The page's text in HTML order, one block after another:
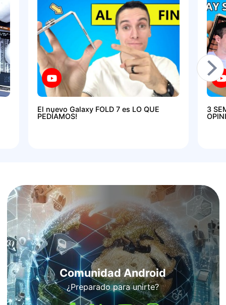
El nuevo Galaxy FOLD 7 es LO QUE
PEDÍAMOS!
3
Comunidad Android
¿Preparado para unirte?